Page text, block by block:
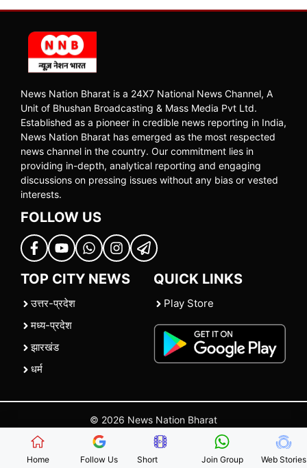
News Nation Bharat is a 24X7 National News Channel, A
Unit of Bhushan Broadcasting & Mass Media Pvt Ltd.
Established as a pioneer in credible news reporting in India,
News Nation Bharat has emerged as the most respected
news channel in the country. Our commitment lies in
providing in-depth, analytical reporting and engaging
discussions on pressing issues without any bias or vested
interests.
FOLLOW US
TOP CITY NEWS
उत्तर-प्रदेश
मध्य-प्रदेश
झारखंड
धर्म
QUICK LINKS
Play Store
© 2026 News Nation Bharat
Home| |Contact Us |Policies Terms and Conditions
Home Follow Us Short Join Group Web Stories